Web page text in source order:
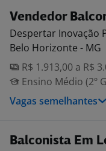
Vendedor
Despertar Inovação
Belo Horizonte - MG
R$ 1.913,00 a R$
Ensino Médio (2º
Vagas semelhantes
Balconista Em